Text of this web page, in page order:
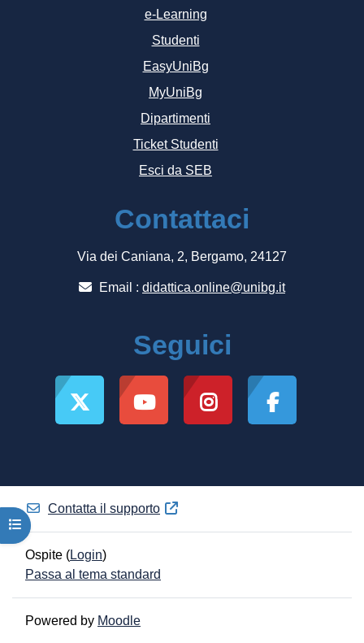
Apri indice del corso
e-Learning
Studenti
EasyUniBg
MyUniBg
Dipartimenti
Ticket Studenti
Esci da SEB
Contattaci
Via dei Caniana, 2, Bergamo, 24127
Email : didattica.online@unibg.it
Seguici
Contatta il supporto
Ospite (Login)
Passa al tema standard
Powered by Moodle